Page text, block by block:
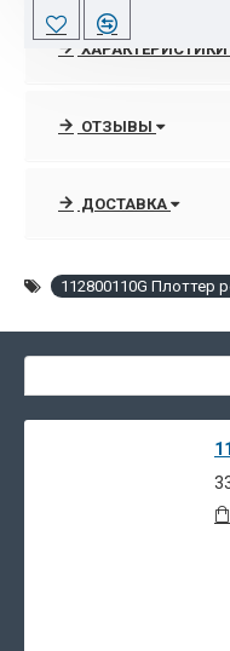
В любое удобное время
консультации
высококачественными
ХАРАКТЕРИСТИКИ
ОТЗЫВЫ
ДОСТАВКА
112800110G Плоттер